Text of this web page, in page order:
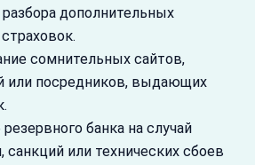
дополнительных
сомнительных сайтов,
или посредников, выдающих
банка на случай
санкций или технических сбоев